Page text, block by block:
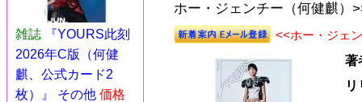
雑誌
『YOURS此刻
2026年C版（何健
麒、公式カード2
枚）』 その他 価格
ホー・ジェンチー（何健麒）
<<ホー・ジェ
著